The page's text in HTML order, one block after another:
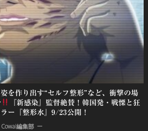
を作り出す“セルフ整形”など、衝撃の場
『新感染』監督絶賛！韓国発・戦慄と狂
ー『整形水』9/23公開！
Cowai編集部